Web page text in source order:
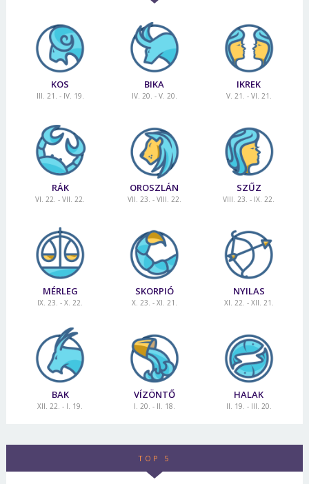
KOS
III. 21. - IV. 19.
BIKA
IV. 20. - V. 20.
IKREK
V. 21. - VI. 21.
RÁK
VI. 22. - VII. 22.
OROSZLÁN
VII. 23. - VIII. 22.
SZŰZ
VIII. 23. - IX. 22.
MÉRLEG
IX. 23. - X. 22.
SKORPIÓ
X. 23. - XI. 21.
NYILAS
XI. 22. - XII. 21.
BAK
XII. 22. - I. 19.
VÍZÖNTŐ
I. 20. - II. 18.
HALAK
II. 19. - III. 20.
TOP 5